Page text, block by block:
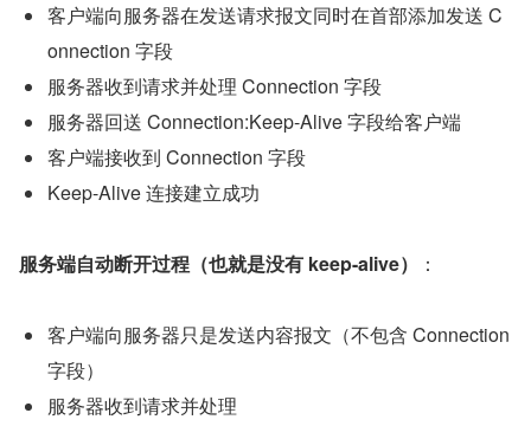
客户端向服务器在发送请求报文同时在首部添加发送 C
onnection 字段
服务器收到请求并处理 Connection 字段
服务器回送 Connection:Keep-Alive 字段给客户端
客户端接收到 Connection 字段
Keep-Alive 连接建立成功
服务端自动断开过程（也就是没有 keep-alive） ：
客户端向服务器只是发送内容报文（不包含 Connection
字段）
服务器收到请求并处理